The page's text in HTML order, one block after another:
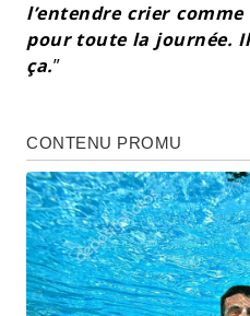
l’entendre crier
pour toute la journée.
ça.”